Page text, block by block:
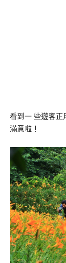
看到一 些遊客正
滿意啦！